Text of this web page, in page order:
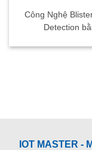
Công Nghệ
Detection
IOT MASTER -